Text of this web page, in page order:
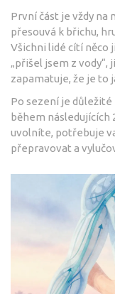
První část je vždy na
přesouvá k břichu,
Všichni lidé cítí něco
„přišel jsem z vody“,
zapamatuje, že je to
Po sezení je
během následujících
uvolníte, potřebuje
přepravovat a